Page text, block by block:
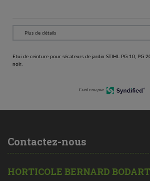
Etui de ceinture pour sécateurs de jardin STIHL PG 10, PG
noir.
Contenu par
Contactez-nous
HORTICOLE BERNARD BODART